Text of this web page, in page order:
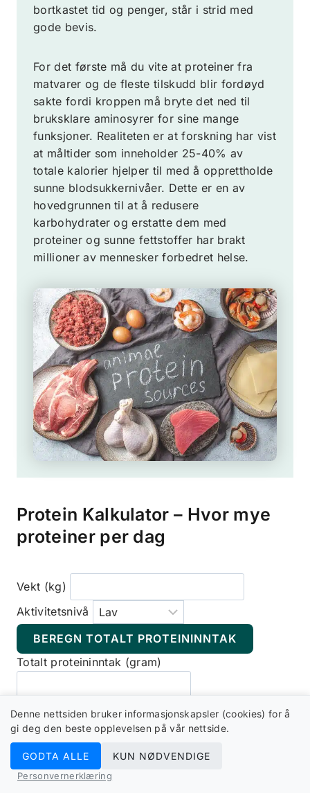
bortkastet tid og penger, står i strid med
gode bevis.
For det første må du vite at proteiner fra
matvarer og de fleste tilskudd blir fordøyd
sakte fordi kroppen må bryte det ned til
bruksklare aminosyrer for sine mange
funksjoner. Realiteten er at forskning har vist
at måltider som inneholder 25-40% av
totale kalorier hjelper til med å opprettholde
sunne blodsukkernivåer. Dette er en av
hovedgrunnen til at å redusere
karbohydrater og erstatte dem med
proteiner og sunne fettstoffer har brakt
millioner av mennesker forbedret helse.
Protein Kalkulator – Hvor mye
proteiner per dag
Vekt (kg)
Aktivitetsnivå
BEREGN TOTALT PROTEININNTAK
Totalt proteininntak (gram)
Anbefalt protein per dag fra kalkulatoren er bare
et utgangspunkt. Du vil få en mer nøyaktig
anbefaling om du leser hele artikkelen og tar
hensyn til individuelle forskjeller. Det er viktig å
Denne nettsiden bruker informasjonskapsler (cookies) for å
gi deg den beste opplevelsen på vår nettside.
GODTA ALLE KUN NØDVENDIGE
Personvernerklæring